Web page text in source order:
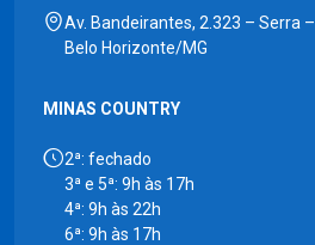
Av. Bandeirantes, 2.323 – Serra –
Belo Horizonte/MG
MINAS COUNTRY
2ª: fechado
3ª e 5ª: 9h às 17h
4ª: 9h às 22h
6ª: 9h às 17h